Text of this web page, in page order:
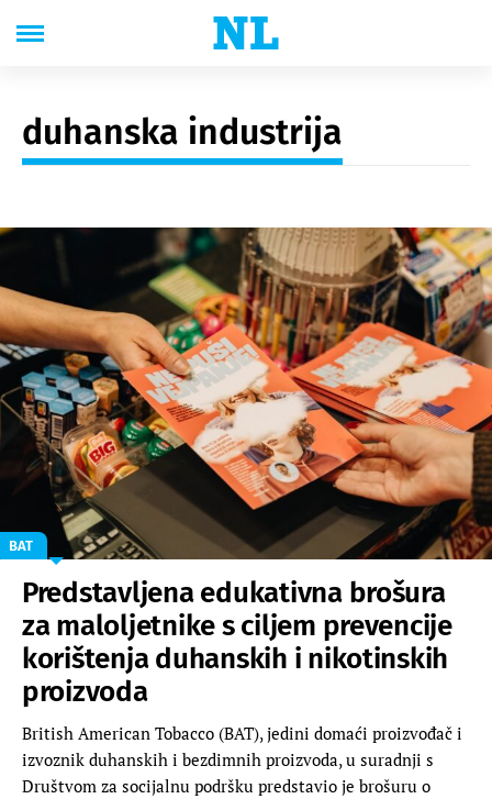
duhanska industrija
BAT
Predstavljena edukativna brošura
za maloljetnike s ciljem prevencije
korištenja duhanskih i nikotinskih
proizvoda
British American Tobacco (BAT), jedini domaći proizvođač i
izvoznik duhanskih i bezdimnih proizvoda, u suradnji s
Društvom za socijalnu podršku predstavio je brošuru o